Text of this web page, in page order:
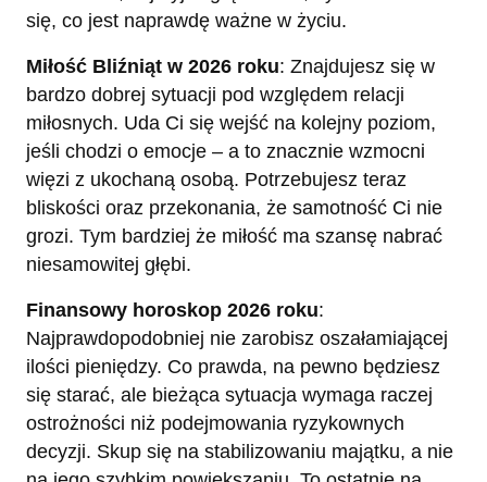
się, co jest naprawdę ważne w życiu.
Miłość Bliźniąt w 2026 roku: Znajdujesz się w
bardzo dobrej sytuacji pod względem relacji
miłosnych. Uda Ci się wejść na kolejny poziom,
jeśli chodzi o emocje – a to znacznie wzmocni
więzi z ukochaną osobą. Potrzebujesz teraz
bliskości oraz przekonania, że samotność Ci nie
grozi. Tym bardziej że miłość ma szansę nabrać
niesamowitej głębi.
Finansowy horoskop 2026 roku:
Najprawdopodobniej nie zarobisz oszałamiającej
ilości pieniędzy. Co prawda, na pewno będziesz
się starać, ale bieżąca sytuacja wymaga raczej
ostrożności niż podejmowania ryzykownych
decyzji. Skup się na stabilizowaniu majątku, a nie